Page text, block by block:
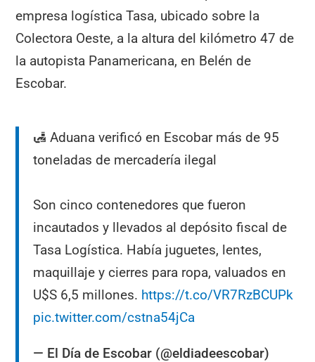
empresa logística Tasa, ubicado sobre la
Colectora Oeste, a la altura del kilómetro 47 de
la autopista Panamericana, en Belén de
Escobar.
🛃 Aduana verificó en Escobar más de 95
toneladas de mercadería ilegal
Son cinco contenedores que fueron
incautados y llevados al depósito fiscal de
Tasa Logística. Había juguetes, lentes,
maquillaje y cierres para ropa, valuados en
U$S 6,5 millones. https://t.co/VR7RzBCUPk
pic.twitter.com/cstna54jCa
— El Día de Escobar (@eldiadeescobar)